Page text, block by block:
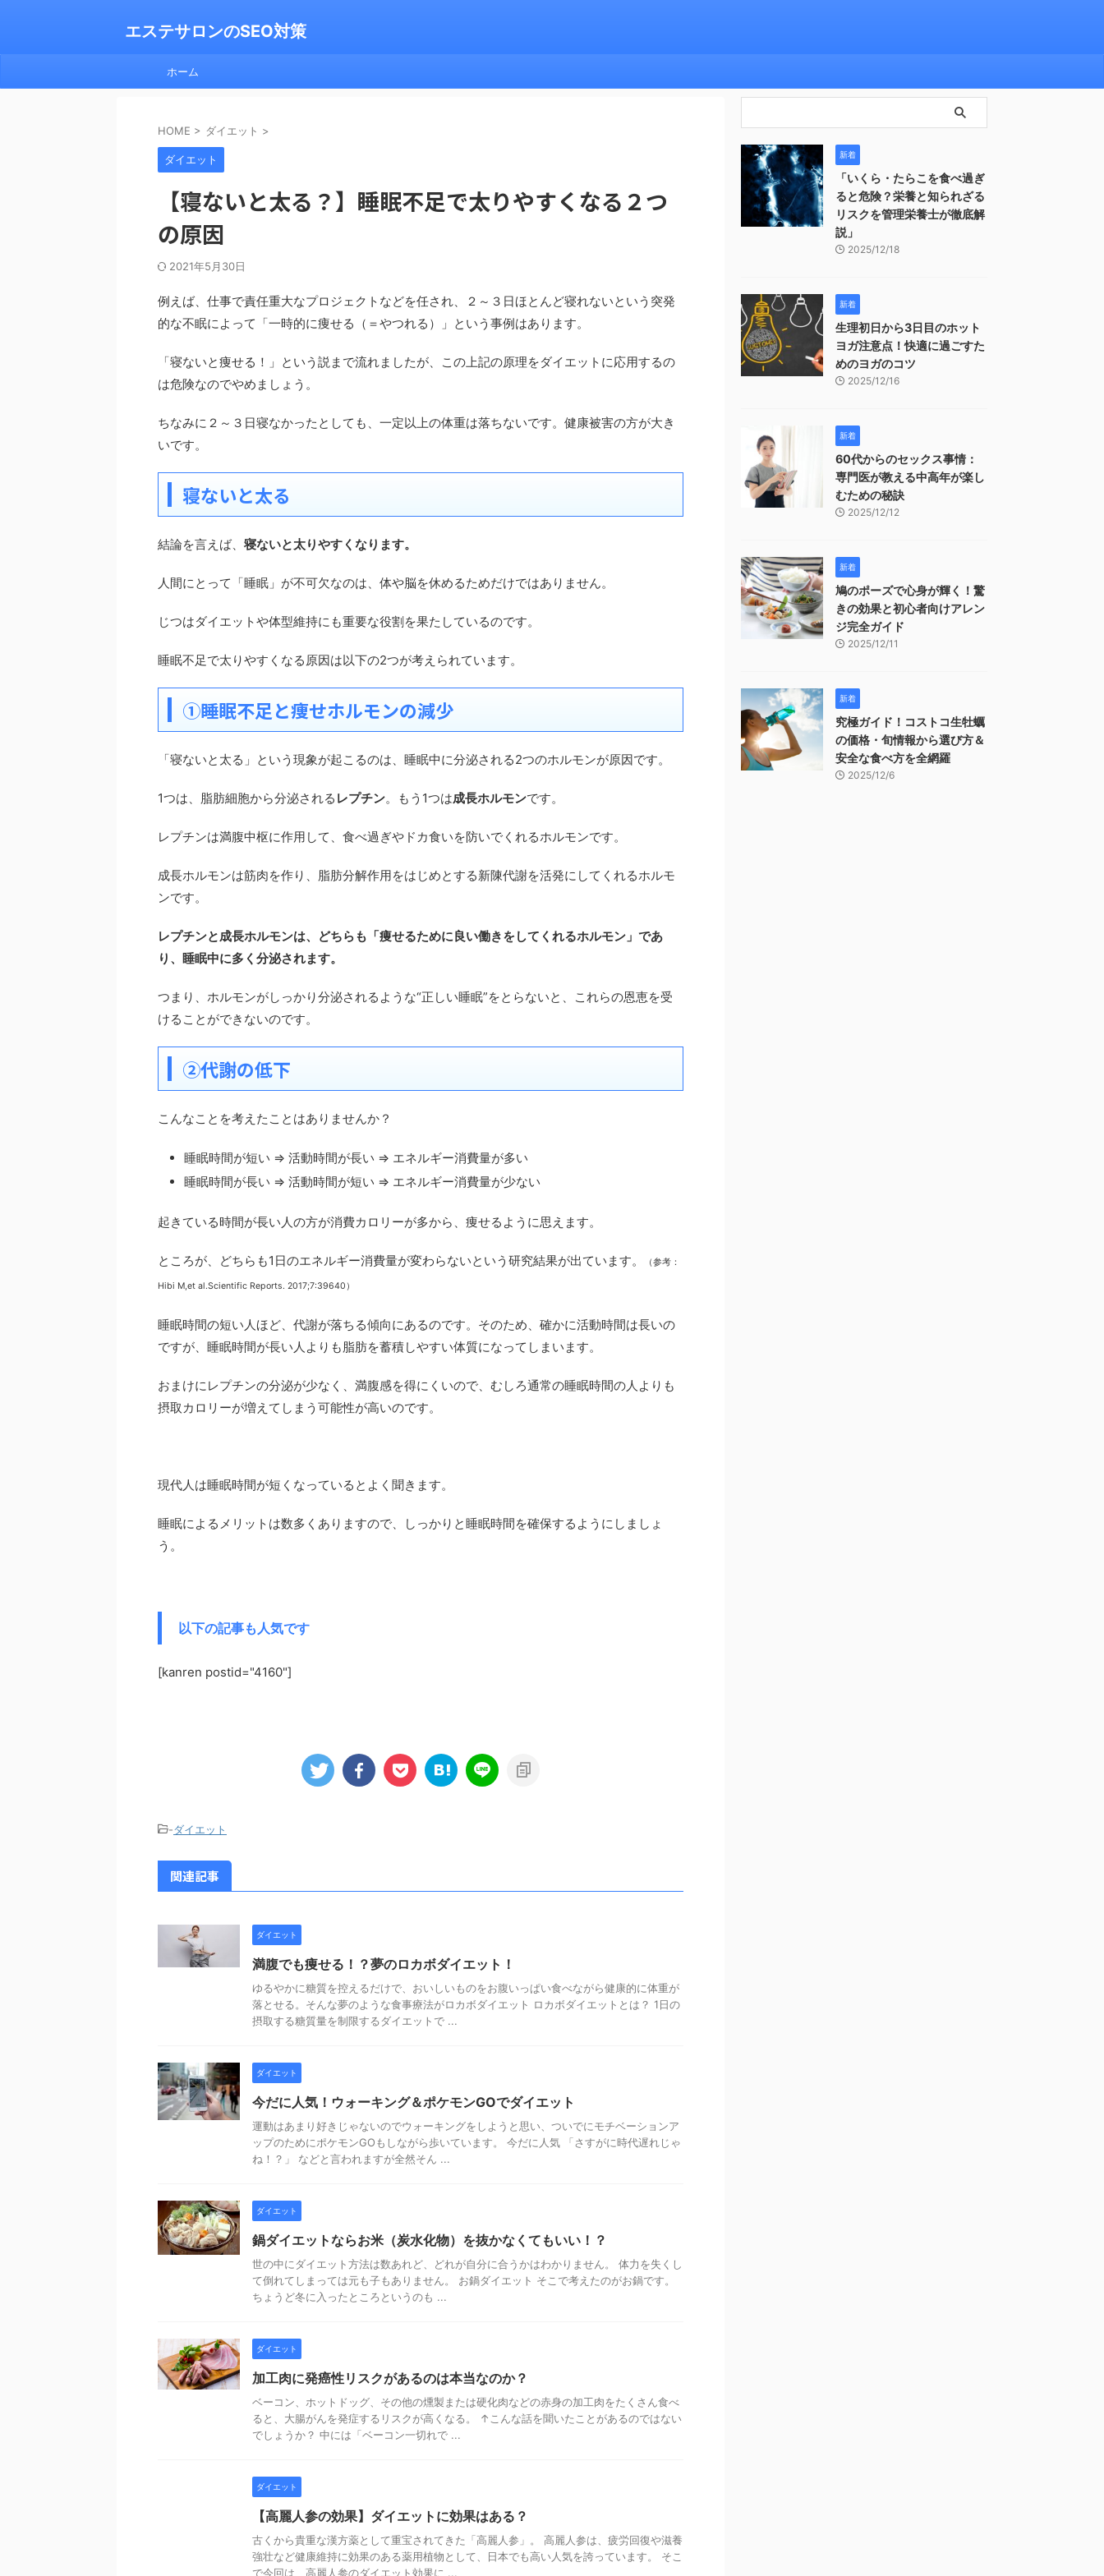
エステサロンのSEO対策
ホーム
HOME > ダイエット >
ダイエット
【寝ないと太る？】睡眠不足で太りやすくなる２つ
の原因
2021年5月30日
例えば、仕事で責任重大なプロジェクトなどを任され、２～３日ほとんど寝れないという突発
的な不眠によって「一時的に痩せる（＝やつれる）」という事例はあります。
「寝ないと痩せる！」という説まで流れましたが、この上記の原理をダイエットに応用するの
は危険なのでやめましょう。
ちなみに２～３日寝なかったとしても、一定以上の体重は落ちないです。健康被害の方が大き
いです。
寝ないと太る
結論を言えば、 寝ないと太りやすくなります。
人間にとって「睡眠」が不可欠なのは、体や脳を休めるためだけではありません。
じつはダイエットや体型維持にも重要な役割を果たしているのです。
睡眠不足で太りやすくなる原因は以下の2つが考えられています。
①睡眠不足と痩せホルモンの減少
「寝ないと太る」という現象が起こるのは、睡眠中に分泌される2つのホルモンが原因です。
1つは、脂肪細胞から分泌される レプチン。もう1つは成長ホルモンです。
レプチンは満腹中枢に作用して、食べ過ぎやドカ食いを防いでくれるホルモンです。
成長ホルモンは筋肉を作り、脂肪分解作用をはじめとする新陳代謝を活発にしてくれるホルモ
ンです。
レプチンと成長ホルモンは、どちらも「痩せるために良い働きをしてくれるホルモン」であ
り、睡眠中に多く分泌されます。
つまり、ホルモンがしっかり分泌されるような“正しい睡眠”をとらないと、これらの恩恵を受
けることができないのです。
②代謝の低下
こんなことを考えたことはありませんか？
睡眠時間が短い ⇒ 活動時間が長い ⇒ エネルギー消費量が多い
睡眠時間が長い ⇒ 活動時間が短い ⇒ エネルギー消費量が少ない
起きている時間が長い人の方が消費カロリーが多から、痩せるように思えます。
ところが、どちらも1日のエネルギー消費量が変わらないという研究結果が出ています。 （参考：
Hibi M,et al.Scientific Reports. 2017;7:39640）
睡眠時間の短い人ほど、代謝が落ちる傾向にあるのです。そのため、確かに活動時間は長いの
ですが、睡眠時間が長い人よりも脂肪を蓄積しやすい体質になってしまいます。
おまけにレプチンの分泌が少なく、満腹感を得にくいので、むしろ通常の睡眠時間の人よりも
摂取カロリーが増えてしまう可能性が高いのです。
現代人は睡眠時間が短くなっているとよく聞きます。
睡眠によるメリットは数多くありますので、しっかりと睡眠時間を確保するようにしましょ
う。
以下の記事も人気です
[kanren postid="4160"]
-ダイエット
関連記事
ダイエット
満腹でも痩せる！？夢のロカボダイエット！
ゆるやかに糖質を控えるだけで、おいしいものをお腹いっぱい食べながら健康的に体重が
落とせる。そんな夢のような食事療法がロカボダイエット ロカボダイエットとは？ 1日の
摂取する糖質量を制限するダイエットで ...
ダイエット
今だに人気！ウォーキング＆ポケモンGOでダイエット
運動はあまり好きじゃないのでウォーキングをしようと思い、ついでにモチベーションア
ップのためにポケモンGOもしながら歩いています。 今だに人気 「さすがに時代遅れじゃ
ね！？」 などと言われますが全然そん ...
ダイエット
鍋ダイエットならお米（炭水化物）を抜かなくてもいい！？
世の中にダイエット方法は数あれど、どれが自分に合うかはわかりません。 体力を失くし
て倒れてしまっては元も子もありません。 お鍋ダイエット そこで考えたのがお鍋です。
ちょうど冬に入ったところというのも ...
ダイエット
加工肉に発癌性リスクがあるのは本当なのか？
ベーコン、ホットドッグ、その他の燻製または硬化肉などの赤身の加工肉をたくさん食べ
ると、大腸がんを発症するリスクが高くなる。 ↑こんな話を聞いたことがあるのではない
でしょうか？ 中には「ベーコン一切れで ...
ダイエット
【高麗人参の効果】ダイエットに効果はある？
古くから貴重な漢方薬として重宝されてきた「高麗人参」。 高麗人参は、疲労回復や滋養
強壮など健康維持に効果のある薬用植物として、日本でも高い人気を誇っています。 そこ
で今回は、高麗人参のダイエット効果に ...
新着
「いくら・たらこを食べ過ぎ
ると危険？栄養と知られざる
リスクを管理栄養士が徹底解
説」
2025/12/18
新着
生理初日から3日目のホット
ヨガ注意点！快適に過ごすた
めのヨガのコツ
2025/12/16
新着
60代からのセックス事情：
専門医が教える中高年が楽し
むための秘訣
2025/12/12
新着
鳩のポーズで心身が輝く！驚
きの効果と初心者向けアレン
ジ完全ガイド
2025/12/11
新着
究極ガイド！コストコ生牡蠣
の価格・旬情報から選び方＆
安全な食べ方を全網羅
2025/12/6